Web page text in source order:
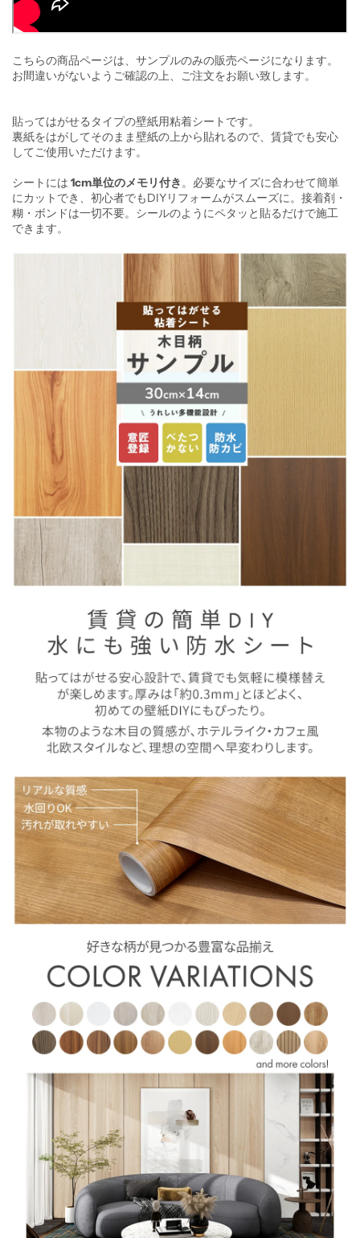
こちらの商品ページは、サンプルのみの販売ページになります。
お間違いがないようご確認の上、ご注文をお願い致します。
貼ってはがせるタイプの壁紙用粘着シートです。
裏紙をはがしてそのまま壁紙の上から貼れるので、賃貸でも安心
してご使用いただけます。
シートには 1cm単位のメモリ付き。必要なサイズに合わせて簡単
にカットでき、初心者でもDIYリフォームがスムーズに。接着剤・
糊・ボンドは一切不要。シールのようにペタッと貼るだけで施工
できます。